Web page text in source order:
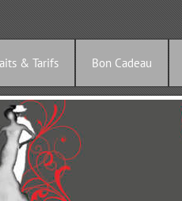
& Tarifs Bon Cadeau